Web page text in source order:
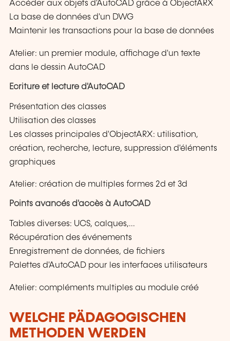
Accéder aux objets d'AutoCAD grâce à ObjectARX
La base de données d'un DWG
Maintenir les transactions pour la base de données
Atelier: un premier module, affichage d'un texte
dans le dessin AutoCAD
Ecriture et lecture d'AutoCAD
Présentation des classes
Utilisation des classes
Les classes principales d'ObjectARX: utilisation,
création, recherche, lecture, suppression d'éléments
graphiques
Atelier: création de multiples formes 2d et 3d
Points avancés d'accès à AutoCAD
Tables diverses: UCS, calques,...
Récupération des événements
Enregistrement de données, de fichiers
Palettes d'AutoCAD pour les interfaces utilisateurs
Atelier: compléments multiples au module créé
WELCHE PÄDAGOGISCHEN
METHODEN WERDEN